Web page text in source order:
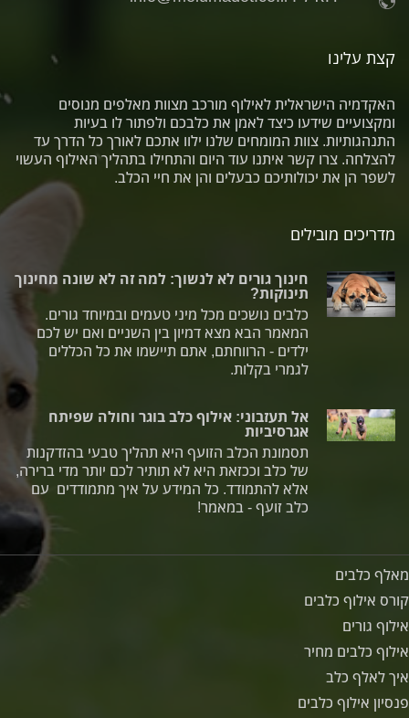
מדריכים מובילים
חינוך גורים לא לנשוך: למה זה לא שונה מחינוך
תינוקות?
כלבים נושכים מכל מיני טעמים ובמיוחד גורים.
המאמר הבא מצא דמיון בין השניים ואם יש לכם
ילדים - הרווחתם, אתם תיישמו את כל הכללים
לגמרי בקלות.
אל תעזבוני: אילוף כלב בוגר וחולה שפיתח
אגרסיביות
תסמונת הכלב הזועף היא תהליך טבעי בהזדקנות
של כלב וככזאת היא לא תותיר לכם יותר מדי ברירה,
אלא להתמודד. כל המידע על איך מתמודדים עם
כלב זועף - במאמר!
קצת עלינו
האקדמיה הישראלית לאילוף מורכב מצוות מאלפים מנוסים
ומקצועיים שידעו כיצד לאמן את כלבכם ולפתור לו בעיות
התנהגותיות. צוות המומחים שלנו ילוו אתכם לאורך כל הדרך עד
להצלחה. צרו קשר איתנו עוד היום והתחילו בתהליך האילוף העשוי
לשפר הן את יכולותיכם כבעלים והן את חיי הכלב.
מאלף כלבים
קורס אילוף כלבים
אילוף גורים
אילוף כלבים מחיר
איך לאלף כלב
פנסיון אילוף כלבים